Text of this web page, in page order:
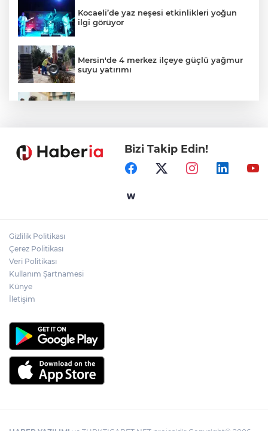
Kocaeli’de yaz neşesi etkinlikleri yoğun
ilgi görüyor
Mersin'de 4 merkez ilçeye güçlü yağmur
suyu yatırımı
İçişleri Bakanı Çiftçi'den YÖK ziyareti
Temmuz'da 107 bin gıda denetimine 250
Bizi Takip Edin!
Gizlilik Politikası
Çerez Politikası
Veri Politikası
Kullanım Şartnamesi
Künye
İletişim